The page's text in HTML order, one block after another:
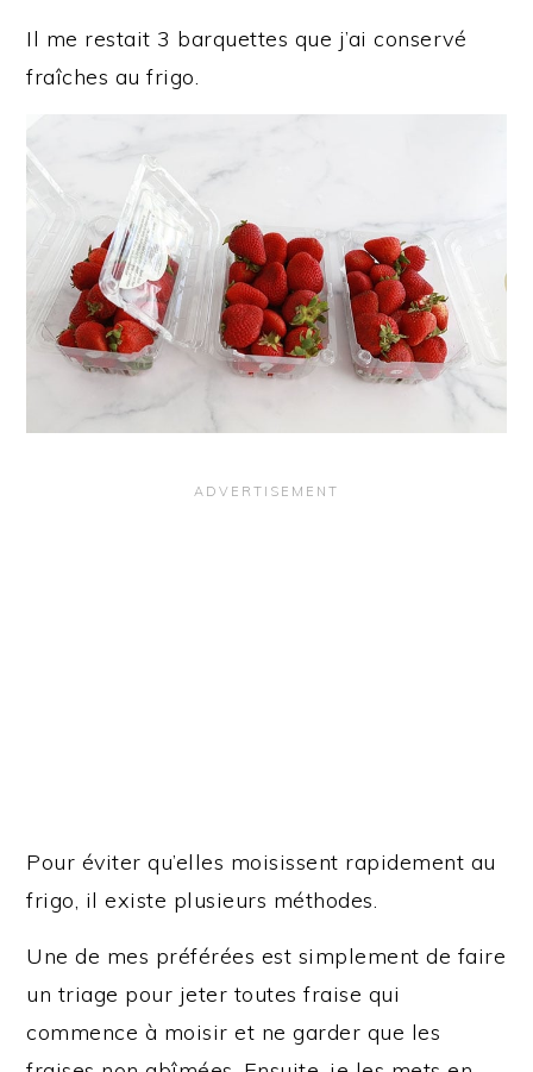
Il me restait 3 barquettes que j’ai conservé
fraîches au frigo.
Pour éviter qu’elles moisissent rapidement au
frigo, il existe plusieurs méthodes.
Une de mes préférées est simplement de faire
un triage pour jeter toutes fraise qui
commence à moisir et ne garder que les